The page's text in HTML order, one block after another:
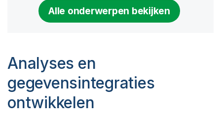
Alle onderwerpen bekijken
Analyses en
gegevensintegraties
ontwikkelen